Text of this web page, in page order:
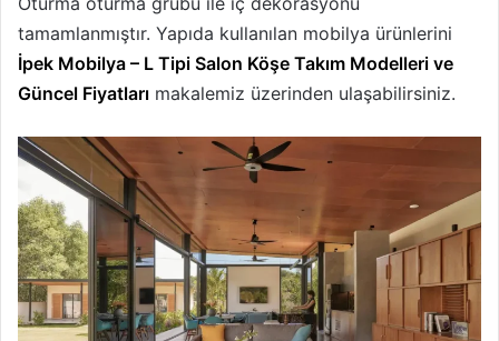
tamamlanmıştır. Yapıda kullanılan mobilya ürünlerini
İpek Mobilya – L Tipi Salon Köşe Takım Modelleri ve
Güncel Fiyatları makalemiz üzerinden ulaşabilirsiniz.